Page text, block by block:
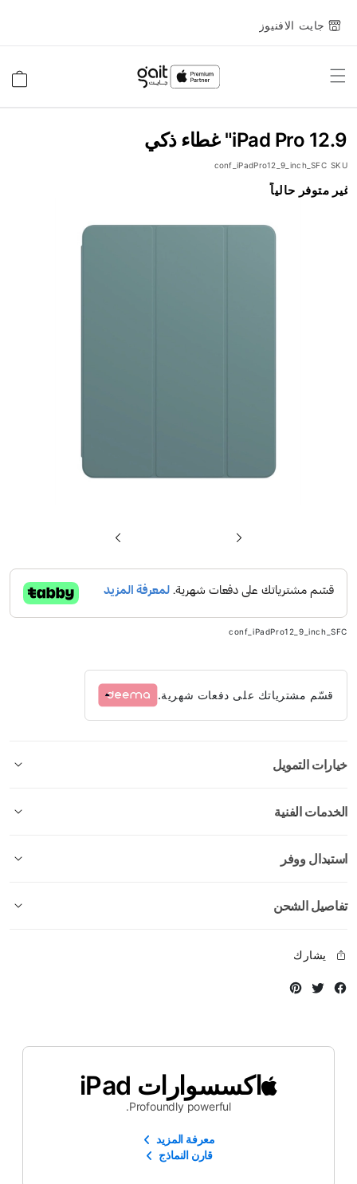
جايت الافنيوز
Toggle
iPad Pro 12.9" غطاء ذكي
SKU
conf_iPadPro12_9_inch_SFC
انتقل
إلى
غير متوفر حالياً
بداية
معرض
الصور
conf_iPadPro12_9_inch_SFC
قسّم مشترياتك على دفعات شهرية.
خيارات التمويل
الخدمات الفنية
استبدال ووفر
تفاصيل الشحن
يشارك
Facebook
Twitter
اكسسوارات iPad
Profoundly powerful.
معرفة المزيد
قارن النماذج